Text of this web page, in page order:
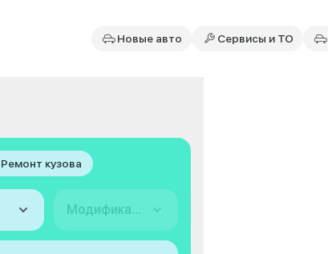
Новые авто Сервисы и ТО
Ремонт кузова
Модификация